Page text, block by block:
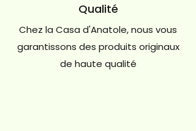
Qualité
Chez la Casa d'Anatole, nous vous
garantissons des produits originaux
de haute qualité